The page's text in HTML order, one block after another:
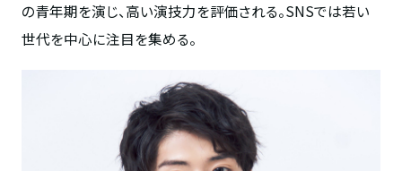
の青年期を演じ、高い演技力を評価される。SNSでは若い
世代を中心に注目を集める。